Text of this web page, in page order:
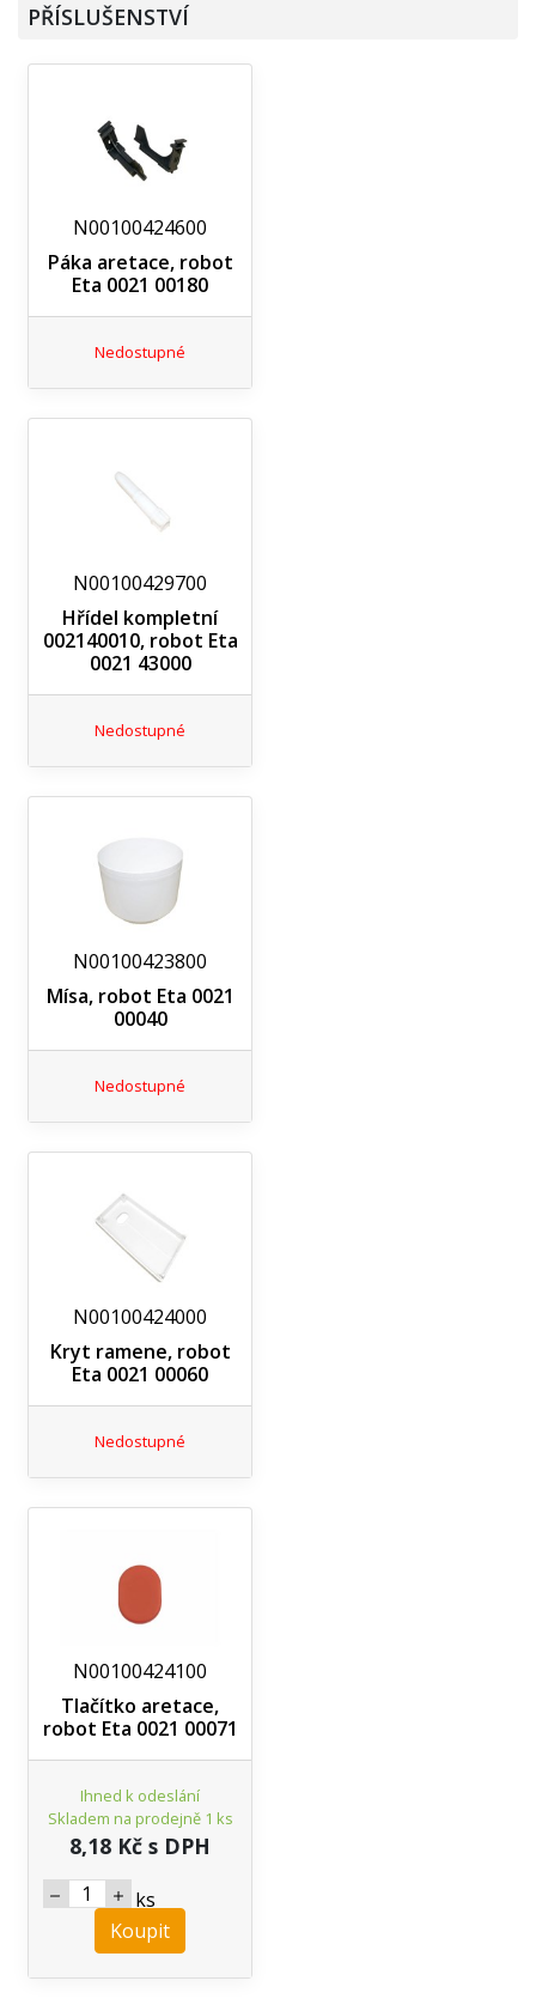
PŘÍSLUŠENSTVÍ
N00100424600
Páka aretace, robot
Eta 0021 00180
Nedostupné
N00100429700
Hřídel kompletní
002140010, robot Eta
0021 43000
Nedostupné
N00100423800
Mísa, robot Eta 0021
00040
Nedostupné
N00100424000
Kryt ramene, robot
Eta 0021 00060
Nedostupné
N00100424100
Tlačítko aretace,
robot Eta 0021 00071
Ihned k odeslání
Skladem na prodejně 1 ks
8,18 Kč s DPH
ks
Koupit